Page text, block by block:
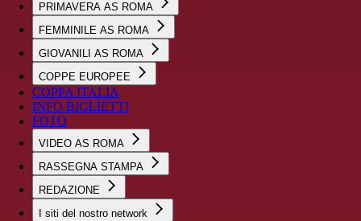
PRIMAVERA AS ROMA
FEMMINILE AS ROMA
GIOVANILI AS ROMA
COPPE EUROPEE
COPPA ITALIA
INFO BIGLIETTI
FOTO
VIDEO AS ROMA
RASSEGNA STAMPA
REDAZIONE
I siti del nostro network